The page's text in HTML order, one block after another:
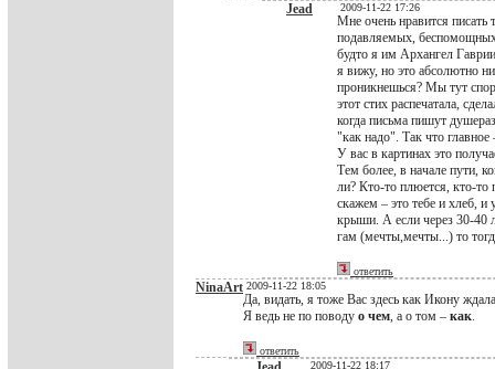
Jead 2009-11-22 17:26
Мне очень нравится
подавляемых, беспомощных
будто я им Архангел
я вижу, но это абсолютно
проникнешься? Мы тут
этот стих распечатала,
когда письма пишут
"как надо". Так что главное
У вас в картинах это
Тем более, в начале пути,
ли? Кто-то плюется, кто-то
скажем – это тебе и хлеб,
крыши. А если через 30-40
гам (мечты,мечты...) то
ответить
NinaArt 2009-11-22 18:05
Да, видать, я тоже Вас здесь как Икону
Я ведь не по поводу о чем, а о том – как.
ответить
2009-11-22 18:17